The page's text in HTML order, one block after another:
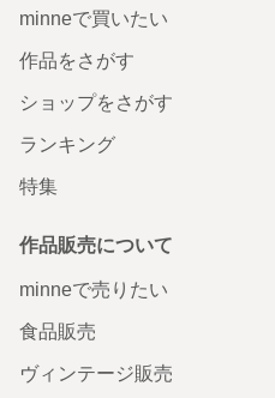
minneで買いたい
作品をさがす
ショップをさがす
ランキング
特集
作品販売について
minneで売りたい
食品販売
ヴィンテージ販売